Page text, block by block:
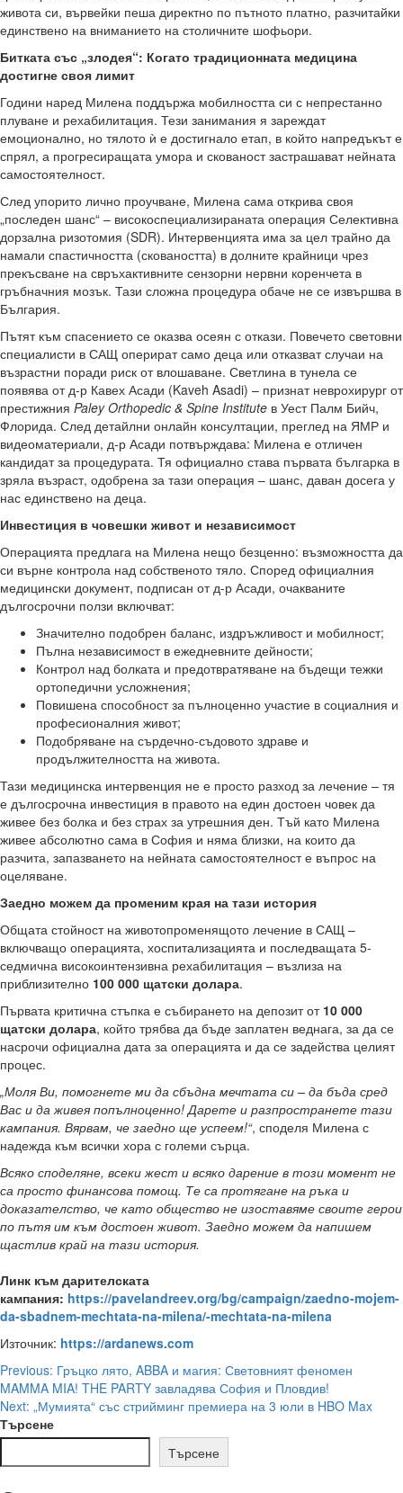
живота си, вървейки пеша директно по пътното платно, разчитайки
единствено на вниманието на столичните шофьори.
Битката със „злодея“: Когато традиционната медицина
достигне своя лимит
Години наред Милена поддържа мобилността си с непрестанно
плуване и рехабилитация. Тези занимания я зареждат
емоционално, но тялото ѝ е достигнало етап, в който напредъкът е
спрял, а прогресиращата умора и скованост застрашават нейната
самостоятелност.
След упорито лично проучване, Милена сама открива своя
„последен шанс“ – високоспециализираната операция Селективна
дорзална ризотомия (SDR). Интервенцията има за цел трайно да
намали спастичността (сковаността) в долните крайници чрез
прекъсване на свръхактивните сензорни нервни коренчета в
гръбначния мозък. Тази сложна процедура обаче не се извършва в
България.
Пътят към спасението се оказва осеян с откази. Повечето световни
специалисти в САЩ оперират само деца или отказват случаи на
възрастни поради риск от влошаване. Светлина в тунела се
появява от д-р Кавех Асади (Kaveh Asadi) – признат неврохирург от
престижния Paley Orthopedic & Spine Institute в Уест Палм Бийч,
Флорида. След детайлни онлайн консултации, преглед на ЯМР и
видеоматериали, д-р Асади потвърждава: Милена е отличен
кандидат за процедурата. Тя официално става първата българка в
зряла възраст, одобрена за тази операция – шанс, даван досега у
нас единствено на деца.
Инвестиция в човешки живот и независимост
Операцията предлага на Милена нещо безценно: възможността да
си върне контрола над собственото тяло. Според официалния
медицински документ, подписан от д-р Асади, очакваните
дългосрочни ползи включват:
Значително подобрен баланс, издръжливост и мобилност;
Пълна независимост в ежедневните дейности;
Контрол над болката и предотвратяване на бъдещи тежки
ортопедични усложнения;
Повишена способност за пълноценно участие в социалния и
професионалния живот;
Подобряване на сърдечно-съдовото здраве и
продължителността на живота.
Тази медицинска интервенция не е просто разход за лечение – тя
е дългосрочна инвестиция в правото на един достоен човек да
живее без болка и без страх за утрешния ден. Тъй като Милена
живее абсолютно сама в София и няма близки, на които да
разчита, запазването на нейната самостоятелност е въпрос на
оцеляване.
Заедно можем да променим края на тази история
Общата стойност на животопроменящото лечение в САЩ –
включващо операцията, хоспитализацията и последващата 5-
седмична високоинтензивна рехабилитация – възлиза на
приблизително 100 000 щатски долара.
Първата критична стъпка е събирането на депозит от 10 000
щатски долара, който трябва да бъде заплатен веднага, за да се
насрочи официална дата за операцията и да се задейства целият
процес.
„Моля Ви, помогнете ми да сбъдна мечтата си – да бъда сред
Вас и да живея попълноценно! Дарете и разпространете тази
кампания. Вярвам, че заедно ще успеем!“, споделя Милена с
надежда към всички хора с големи сърца.
Всяко споделяне, всеки жест и всяко дарение в този момент не
са просто финансова помощ. Те са протягане на ръка и
доказателство, че като общество не изоставяме своите герои
по пътя им към достоен живот. Заедно можем да напишем
щастлив край на тази история.
Линк към дарителската
кампания: https://pavelandreev.org/bg/campaign/zaedno-mojem-
da-sbadnem-mechtata-na-milena/-mechtata-na-milena
Източник: https://ardanews.com
Post
navigation
Previous: Гръцко лято, ABBA и магия: Световният феномен
MAMMA MIA! THE PARTY завладява София и Пловдив!
Next: „Мумията“ със стрийминг премиера на 3 юли в HBO Max
Търсене
Търсене